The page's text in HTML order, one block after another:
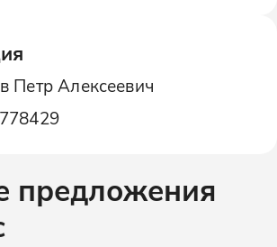
Петр Алексеевич
предложения